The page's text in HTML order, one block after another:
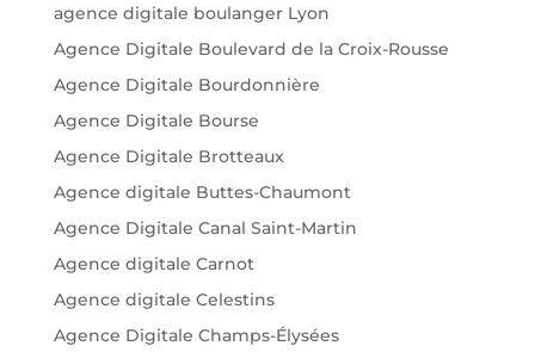
agence digitale boulanger Lyon
Agence Digitale Boulevard de la Croix-Rousse
Agence Digitale Bourdonnière
Agence Digitale Bourse
Agence Digitale Brotteaux
Agence digitale Buttes-Chaumont
Agence Digitale Canal Saint-Martin
Agence digitale Carnot
Agence digitale Celestins
Agence Digitale Champs-Élysées